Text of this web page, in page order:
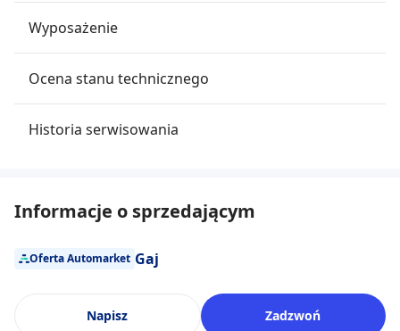
Wyposażenie
Ocena stanu technicznego
Historia serwisowania
Informacje o sprzedającym
Oferta Automarket Gaj
Napisz Zadzwoń